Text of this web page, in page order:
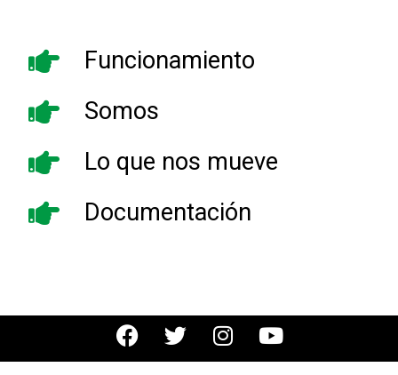
Funcionamiento
Somos
Lo que nos mueve
Documentación